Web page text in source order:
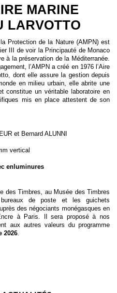
MARINE
LARVOTTO
Protection de la Nature (AMPN) est
III de voir la Principauté de Monaco
à la préservation de la Méditerranée.
l’AMPN a créé en 1976 l’Aire
dont elle assure la gestion depuis
en milieu urbain, elle abrite une
constitue un véritable laboratoire en
mis en place attestent de son
et Bernard ALUNNI
vertical
enluminures
des Timbres, au Musée des Timbres
de poste et les guichets
des négociants monégasques en
à Paris. Il sera proposé à nos
aux autres valeurs du programme
2026.